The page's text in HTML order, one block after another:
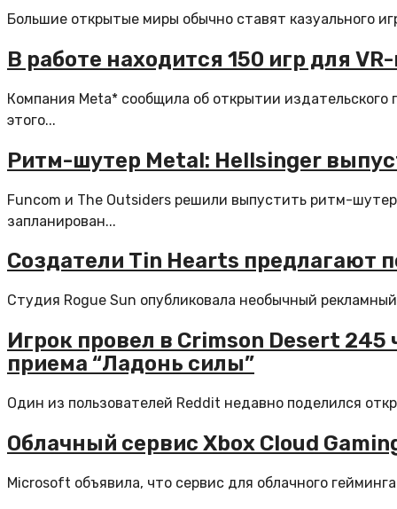
Большие открытые миры обычно ставят казуального
В работе находится 150 игр для
Компания Meta* сообщила об открытии
этого...
Ритм-шутер Metal: Hellsinger
Funcom и The Outsiders решили выпустить ритм-
запланирован...
Создатели Tin Hearts предлагают
Студия Rogue Sun опубликовала необычный
Игрок провел в Crimson Desert 245
приема “Ладонь силы”
Один из пользователей Reddit недавно поделился
Облачный сервис Xbox Cloud
Microsoft объявила, что сервис для облачного